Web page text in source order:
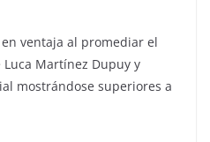
ventaja al promediar el
Martínez Dupuy y
mostrándose superiores a